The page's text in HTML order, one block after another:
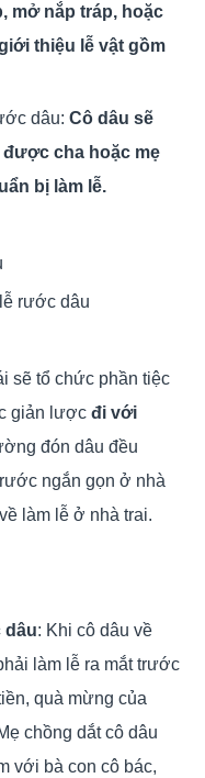
mở nắp tráp, hoặc
thiệu lễ vật gồm
dâu: Cô dâu sẽ
cha hoặc mẹ
bị làm lễ.
rước dâu
sẽ tổ chức phần tiệc
giản lược đi với
đón dâu đều
ngắn gọn ở nhà
làm lễ ở nhà trai.
dâu: Khi cô dâu về
làm lễ ra mắt trước
quà mừng của
chồng dắt cô dâu
với bà con cô bác,